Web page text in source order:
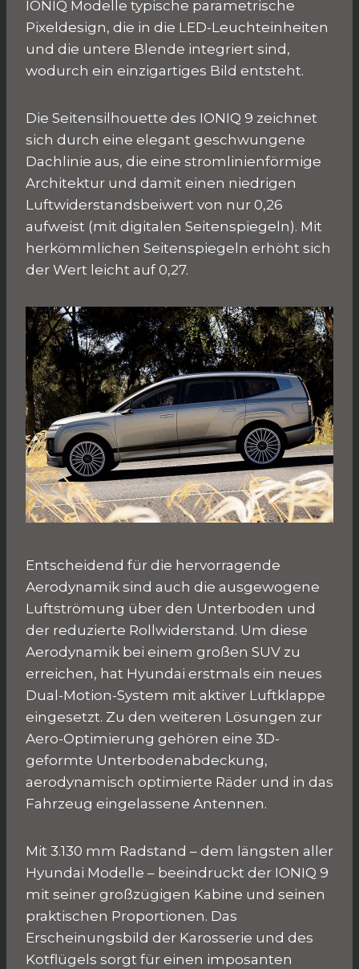
IONIQ Modelle typische parametrische
Pixeldesign, die in die LED-Leuchteinheiten
und die untere Blende integriert sind,
wodurch ein einzigartiges Bild entsteht.
Die Seitensilhouette des IONIQ 9 zeichnet
sich durch eine elegant geschwungene
Dachlinie aus, die eine stromlinienförmige
Architektur und damit einen niedrigen
Luftwiderstandsbeiwert von nur 0,26
aufweist (mit digitalen Seitenspiegeln). Mit
herkömmlichen Seitenspiegeln erhöht sich
der Wert leicht auf 0,27.
Entscheidend für die hervorragende
Aerodynamik sind auch die ausgewogene
Luftströmung über den Unterboden und
der reduzierte Rollwiderstand. Um diese
Aerodynamik bei einem großen SUV zu
erreichen, hat Hyundai erstmals ein neues
Dual-Motion-System mit aktiver Luftklappe
eingesetzt. Zu den weiteren Lösungen zur
Aero-Optimierung gehören eine 3D-
geformte Unterbodenabdeckung,
aerodynamisch optimierte Räder und in das
Fahrzeug eingelassene Antennen.
Mit 3.130 mm Radstand – dem längsten aller
Hyundai Modelle – beeindruckt der IONIQ 9
mit seiner großzügigen Kabine und seinen
praktischen Proportionen. Das
Erscheinungsbild der Karosserie und des
Kotflügels sorgt für einen imposanten